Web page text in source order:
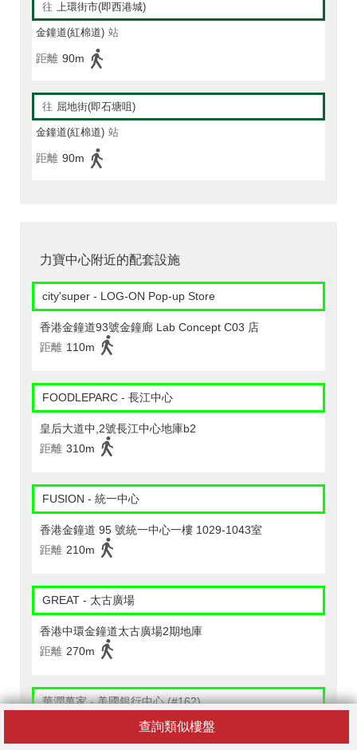
查詢類似樓盤
往 上環街市(即西港城)
金鐘道(紅棉道) 站
距離 90m
往 屈地街(即石塘咀)
金鐘道(紅棉道) 站
距離 90m
力寶中心附近的配套設施
city'super - LOG-ON Pop-up Store
香港金鐘道93號金鐘廊 Lab Concept C03 店
距離 110m
FOODLEPARC - 長江中心
皇后大道中,2號長江中心地庫b2
距離 310m
FUSION - 統一中心
香港金鐘道 95 號統一中心一樓 1029-1043室
距離 210m
GREAT - 太古廣場
香港中環金鐘道太古廣場2期地庫
距離 270m
華潤萬家 - 美國銀行中心 (#162)
香港夏愨道12號美國銀行中心地下g-2